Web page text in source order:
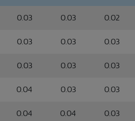
0.03 0.03 0.02
0.03 0.03 0.03
0.03 0.03 0.03
0.04 0.03 0.03
0.04 0.04 0.03